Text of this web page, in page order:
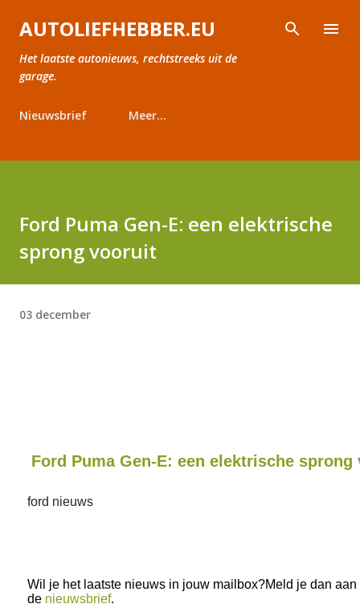
Doorgaan naar hoofdcontent
AUTOLIEFHEBBER.EU
Het laatste autonieuws, rechtstreeks uit de
garage.
Nieuwsbrief Meer…
Ford Puma Gen-E: een elektrische
sprong vooruit
03 december
Ford Puma Gen-E: een elektrische sprong
ford nieuws
Wil je het laatste nieuws in jouw mailbox?Meld je dan aan
de nieuwsbrief.